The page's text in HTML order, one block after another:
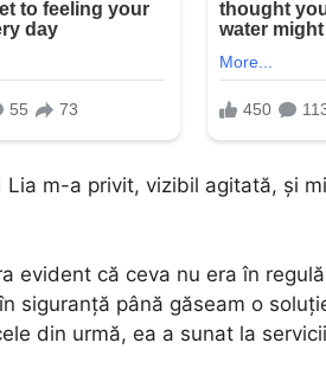
m-a privit, vizibil agitată, și
evident că ceva nu era în
siguranță până găseam o
din urmă, ea a sunat la